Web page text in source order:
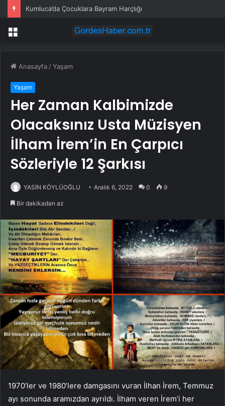
Kumluca’da Çocuklara Bayram Harçlığı
Menü
Anasayfa /Yaşam
Yaşam
Her Zaman Kalbimizde
Olacaksınız Usta Müzisyen
İlham İrem’in En Çarpıcı
Sözleriyle 12 Şarkısı
YASİN KÖYLÜOĞLU Aralık 6, 2022 0 9
Bir dakikadan az
1970’ler ve 1980’lere damgasını vuran İlhan İrem, Temmuz
ayı sonunda aramızdan ayrıldı. İlham veren İrem’i her